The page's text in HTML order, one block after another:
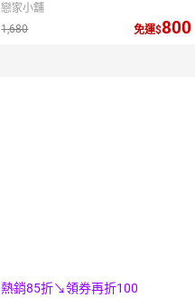
戀家小舖
1,680
免運 800
熱銷85折↘領券再折100